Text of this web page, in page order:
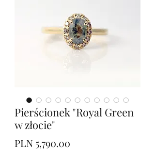
Pierścionek "Royal Green
w złocie"
PLN 5,790.00